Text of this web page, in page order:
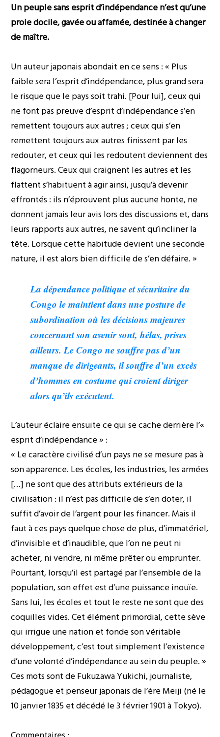
Un peuple sans esprit d’indépendance n’est qu’une
proie docile, gavée ou affamée, destinée à changer
de maître.
Un auteur japonais abondait en ce sens : « Plus
faible sera l’esprit d’indépendance, plus grand sera
le risque que le pays soit trahi. [Pour lui], ceux qui
ne font pas preuve d’esprit d’indépendance s’en
remettent toujours aux autres ; ceux qui s’en
remettent toujours aux autres finissent par les
redouter, et ceux qui les redoutent deviennent des
flagorneurs. Ceux qui craignent les autres et les
flattent s’habituent à agir ainsi, jusqu’à devenir
effrontés : ils n’éprouvent plus aucune honte, ne
donnent jamais leur avis lors des discussions et, dans
leurs rapports aux autres, ne savent qu’incliner la
tête. Lorsque cette habitude devient une seconde
nature, il est alors bien difficile de s’en défaire. »
La dépendance politique et sécuritaire du
Congo le maintient dans une posture de
subordination où les décisions majeures
concernant son avenir sont, hélas, prises
ailleurs. Le Congo ne souffre pas d’un
manque de dirigeants, il souffre d’un excès
d’hommes en costume qui croient diriger
alors qu’ils exécutent.
L’auteur éclaire ensuite ce qui se cache derrière l’«
esprit d’indépendance » :
« Le caractère civilisé d’un pays ne se mesure pas à
son apparence. Les écoles, les industries, les armées
[…] ne sont que des attributs extérieurs de la
civilisation : il n’est pas difficile de s’en doter, il
suffit d’avoir de l’argent pour les financer. Mais il
faut à ces pays quelque chose de plus, d’immatériel,
d’invisible et d’inaudible, que l’on ne peut ni
acheter, ni vendre, ni même prêter ou emprunter.
Pourtant, lorsqu’il est partagé par l’ensemble de la
population, son effet est d’une puissance inouïe.
Sans lui, les écoles et tout le reste ne sont que des
coquilles vides. Cet élément primordial, cette sève
qui irrigue une nation et fonde son véritable
développement, c’est tout simplement l’existence
d’une volonté d’indépendance au sein du peuple. »
Ces mots sont de Fukuzawa Yukichi, journaliste,
pédagogue et penseur japonais de l’ère Meiji (né le
10 janvier 1835 et décédé le 3 février 1901 à Tokyo).